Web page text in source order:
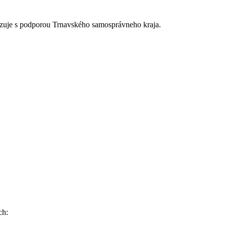
s podporou Trnavského samosprávneho kraja.